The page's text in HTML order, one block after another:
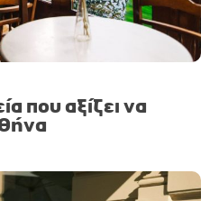
που αξίζει να